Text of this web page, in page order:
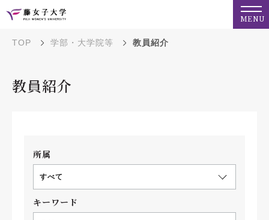
MENU
TOP 学部・大学院等 教員紹介
教員紹介
所属
すべて
キーワード